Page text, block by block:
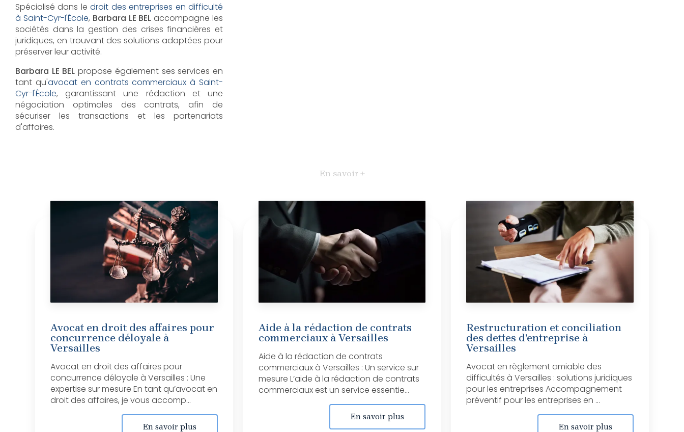
Spécialisé dans ledroit des entreprises en difficulté
à Saint-Cyr-l'École, Barbara LE BEL accompagne les
sociétés dans la gestion des crises financières et
juridiques, en trouvant des solutions adaptées pour
préserver leur activité.
Barbara LE BEL propose également ses services en
tant qu'avocat en contrats commerciaux à Saint-
Cyr-l'École, garantissant une rédaction et une
négociation optimales des contrats, afin de
sécuriser les transactions et les partenariats
d'affaires.
En savoir +
Avocat en droit des affaires pour
concurrence déloyale à
Versailles
Avocat en droit des affaires pour
concurrence déloyale à Versailles : Une
expertise sur mesure En tant qu’avocat en
droit des affaires, je vous accomp...
En savoir plus
Aide à la rédaction de contrats
commerciaux à Versailles
Aide à la rédaction de contrats
commerciaux à Versailles : Un service sur
mesure L’aide à la rédaction de contrats
commerciaux est un service essentie...
En savoir plus
Restructuration et conciliation
des dettes d’entreprise à
Versailles
Avocat en règlement amiable des
difficultés à Versailles : solutions juridiques
pour les entreprises Accompagnement
préventif pour les entreprises en ...
En savoir plus